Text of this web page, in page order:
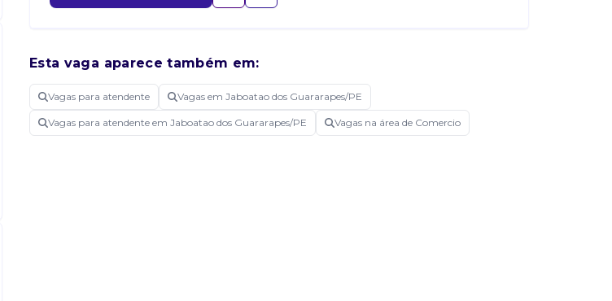
Esta vaga aparece também em:
Vagas para atendente Vagas em Jaboatao dos Guararapes/PE
Vagas para atendente em Jaboatao dos Guararapes/PE Vagas na área de Comercio